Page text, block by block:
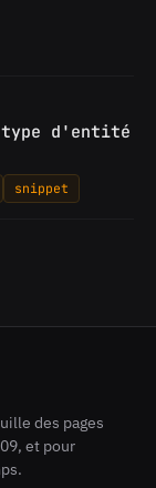
type d'entité
snippet
des pages
et pour